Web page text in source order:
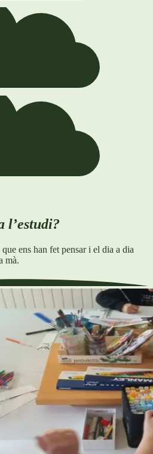
l’estudi?
ens han fet pensar i el dia a dia
mà.